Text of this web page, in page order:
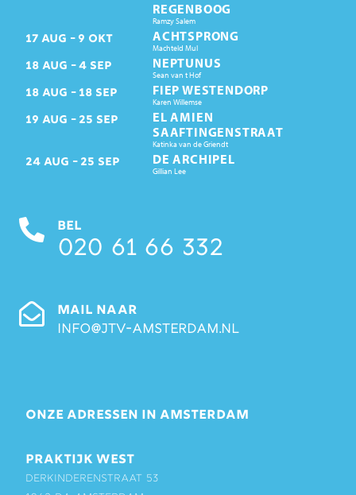
REGENBOOG
Ramzy Salem
17 AUG 9 OKT ACHTSPRONG
Machteld Mul
18 AUG 4 SEP NEPTUNUS
Sean van t Hof
18 AUG 18 SEP FIEP WESTENDORP
Karen Willemse
19 AUG 25 SEP
EL AMIEN
SAAFTINGENSTRAAT
Katinka van de Griendt
24 AUG 25 SEP DE ARCHIPEL
Gillian Lee
BEL
020 61 66 332
MAIL NAAR
info@jtv-amsterdam.nl
ONZE ADRESSEN IN AMSTERDAM
PRAKTIJK WEST
Derkinderenstraat 53